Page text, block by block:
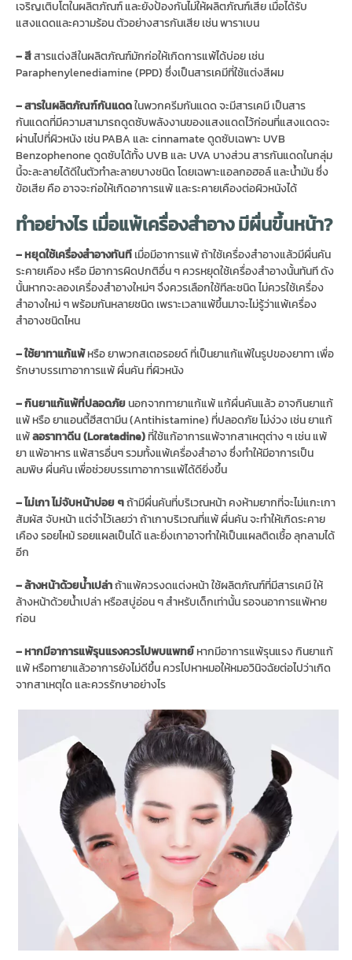
เจริญเติบโตในผลิตภัณฑ์ และยังป้องกันไม่ให้ผลิตภัณฑ์เสีย เมื่อได้รับ
แสงแดดและความร้อน ตัวอย่างสารกันเสีย เช่น พาราเบน
– สีสารแต่งสีในผลิตภัณฑ์มักก่อให้เกิดการแพ้ได้บ่อย เช่น
Paraphenylenediamine (PPD) ซึ่งเป็นสารเคมีที่ใช้แต่งสีผม
– สารในผลิตภัณฑ์กันแดดในพวกครีมกันแดด จะมีสารเคมี เป็นสาร
กันแดดที่มีความสามารถดูดซับพลังงานของแสงแดดไว้ก่อนที่แสงแดดจะ
ผ่านไปที่ผิวหนัง เช่น PABA และ cinnamate ดูดซับเฉพาะ UVB
Benzophenone ดูดซับได้ทั้ง UVB และ UVA บางส่วน สารกันแดดในกลุ่ม
นี้จะละลายได้ดีในตัวทำละลายบางชนิด โดยเฉพาะแอลกอฮอล์ และน้ำมัน ซึ่ง
ข้อเสีย คือ อาจจะก่อให้เกิดอาการแพ้ และระคายเคืองต่อผิวหนังได้
ทำอย่างไร เมื่อแพ้เครื่องสำอาง มีผื่นขึ้นหน้า?
– หยุดใช้เครื่องสำอางทันที เมื่อมีอาการแพ้ ถ้าใช้เครื่องสำอางแล้วมีผื่นคัน
ระคายเคือง หรือ มีอาการผิดปกติอื่น ๆ ควรหยุดใช้เครื่องสำอางนั้นทันที ดัง
นั้นหากจะลองเครื่องสำอางใหม่ๆ จึงควรเลือกใช้ทีละชนิด ไม่ควรใช้เครื่อง
สำอางใหม่ ๆ พร้อมกันหลายชนิด เพราะเวลาแพ้ขึ้นมาจะไม่รู้ว่าแพ้เครื่อง
สำอางชนิดไหน
– ใช้ยาทาแก้แพ้หรือ ยาพวกสเตอรอยด์ ที่เป็นยาแก้แพ้ในรูปของยาทา เพื่อ
รักษาบรรเทาอาการแพ้ ผื่นคัน ที่ผิวหนัง
– กินยาแก้แพ้ที่ปลอดภัย นอกจากทายาแก้แพ้ แก้ผื่นคันแล้ว อาจกินยาแก้
แพ้ หรือ ยาแอนตี้ฮีสตามีน (Antihistamine) ที่ปลอดภัย ไม่ง่วง เช่น ยาแก้
แพ้ลอราทาดีน (Loratadine) ที่ใช้แก้อาการแพ้จากสาเหตุต่าง ๆ เช่น แพ้
ยา แพ้อาหาร แพ้สารอื่นๆ รวมทั้งแพ้เครื่องสำอาง ซึ่งทำให้มีอาการเป็น
ลมพิษ ผื่นคัน เพื่อช่วยบรรเทาอาการแพ้ได้ดียิ่งขึ้น
– ไม่เกา ไม่จับหน้าบ่อย ๆถ้ามีผื่นคันที่บริเวณหน้า คงห้ามยากที่จะไม่แกะเกา
สัมผัส จับหน้า แต่จำไว้เลยว่า ถ้าเกาบริเวณที่แพ้ ผื่นคัน จะทำให้เกิดระคาย
เคือง รอยไหม้ รอยแผลเป็นได้ และยิ่งเกาอาจทำให้เป็นแผลติดเชื้อ ลุกลามได้
อีก
– ล้างหน้าด้วยน้ำเปล่าถ้าแพ้ควรงดแต่งหน้า ใช้ผลิตภัณฑ์ที่มีสารเคมี ให้
ล้างหน้าด้วยน้ำเปล่า หรือสบู่อ่อน ๆ สำหรับเด็กเท่านั้น รอจนอาการแพ้หาย
ก่อน
– หากมีอาการแพ้รุนแรงควรไปพบแพทย์หากมีอาการแพ้รุนแรง กินยาแก้
แพ้ หรือทายาแล้วอาการยังไม่ดีขึ้น ควรไปหาหมอให้หมอวินิจฉัยต่อไปว่าเกิด
จากสาเหตุใด และควรรักษาอย่างไร